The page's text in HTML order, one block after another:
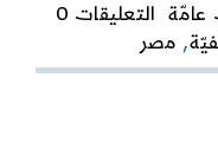
عامّة التعليقات 0
, مصر